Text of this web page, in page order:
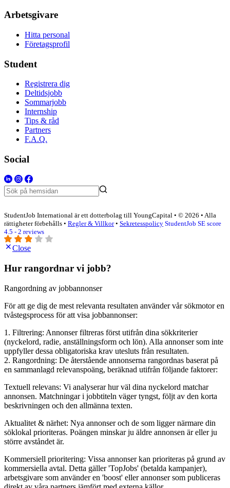
Arbetsgivare
Hitta personal
Företagsprofil
Student
Registrera dig
Deltidsjobb
Sommarjobb
Internship
Tips & råd
Partners
F.A.Q.
Social
StudentJob International är ett dotterbolag till YoungCapital • © 2026 • Alla
rättigheter förbehålls • Regler & Villkor• Sekretesspolicy StudentJob SE score
4.5 - 2 reviews
Close
Hur rangordnar vi jobb?
Rangordning av jobbannonser
För att ge dig de mest relevanta resultaten använder vår sökmotor en
tvåstegsprocess för att visa jobbannonser:
1. Filtrering: Annonser filtreras först utifrån dina sökkriterier
(nyckelord, radie, anställningsform och lön). Alla annonser som inte
uppfyller dessa obligatoriska krav utesluts från resultaten.
2. Rangordning: De återstående annonserna rangordnas baserat på
en sammanlagd relevanspoäng, beräknad utifrån följande faktorer:
Textuell relevans: Vi analyserar hur väl dina nyckelord matchar
annonsen. Matchningar i jobbtiteln väger tyngst, följt av den korta
beskrivningen och den allmänna texten.
Aktualitet & närhet: Nya annonser och de som ligger närmare din
söklokal prioriteras. Poängen minskar ju äldre annonsen är eller ju
större avståndet är.
Kommersiell prioritering: Vissa annonser kan prioriteras på grund av
kommersiella avtal. Detta gäller 'TopJobs' (betalda kampanjer),
arbetsgivare som använder en 'boost' eller annonser som publiceras